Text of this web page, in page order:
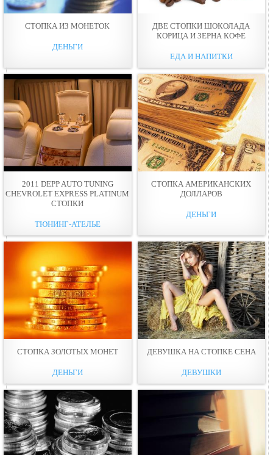
СТОПКА ИЗ МОНЕТОК
ДЕНЬГИ
ДВЕ СТОПКИ ШОКОЛАДА
КОРИЦА И ЗЕРНА КОФЕ
ЕДА И НАПИТКИ
2011 DEPP AUTO TUNING
CHEVROLET EXPRESS PLATINUM
СТОПКИ
ТЮНИНГ-АТЕЛЬЕ
СТОПКА АМЕРИКАНСКИХ
ДОЛЛАРОВ
ДЕНЬГИ
СТОПКА ЗОЛОТЫХ МОНЕТ
ДЕНЬГИ
ДЕВУШКА НА СТОПКЕ СЕНА
ДЕВУШКИ